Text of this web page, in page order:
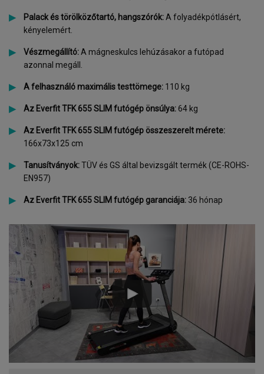
Palack és törölközőtartó, hangszórók:A folyadékpótlásért,
kényelemért.
Vészmegállító:A mágneskulcs lehúzásakor a futópad
azonnal megáll.
A felhasználó maximális testtömege: 110 kg
Az Everfit TFK 655 SLIM futógép önsúlya:64 kg
Az Everfit TFK 655 SLIM futógép összeszerelt mérete:
166x73x125 cm
Tanusítványok:TÜV és GS által bevizsgált termék (CE-ROHS-
EN957)
Az Everfit TFK 655 SLIM futógép garanciája: 36 hónap